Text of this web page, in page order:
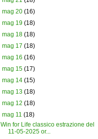
mag 20 (16)
mag 19 (18)
mag 18 (18)
mag 17 (18)
mag 16 (16)
mag 15 (17)
mag 14 (15)
mag 13 (18)
mag 12 (18)
mag 11 (18)
Win for Life classico estrazione del
11-05-2025 or...